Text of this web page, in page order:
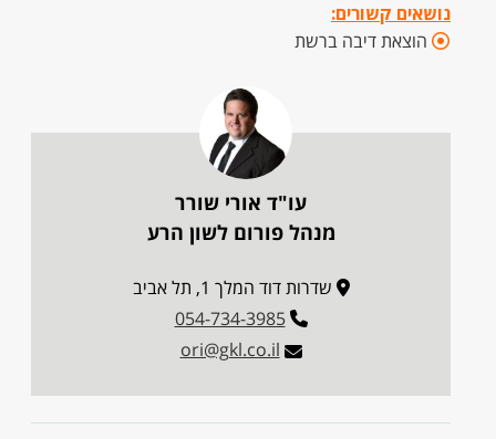
נושאים קשורים:
הוצאת דיבה ברשת
עו"ד אורי שורר
מנהל פורום לשון הרע
שדרות דוד המלך 1, תל אביב
054-734-3985
ori@gkl.co.il